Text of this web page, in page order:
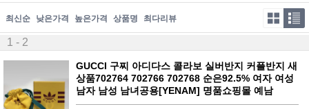
최신순 낮은가격 높은가격 상품명 최다리뷰
1 - 2
GUCCI 구찌 아디다스 콜라보 실버반지 커플반지 새
상품702764 702766 702768 순은92.5% 여자 여성
남자 남성 남녀공용[YENAM] 명품쇼핑몰 예남